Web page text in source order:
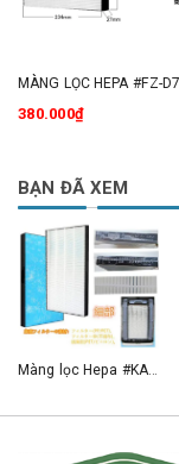
380.000₫
BẠN ĐÃ XEM
Màng lọc Hepa #KAFP029A4 thay thế cho máy lọc không khí Daikin